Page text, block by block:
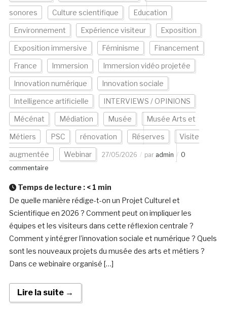
sonores Culture scientifique Education
Environnement Expérience visiteur Exposition
Exposition immersive Féminisme Financement
France Immersion Immersion vidéo projetée
Innovation numérique Innovation sociale
Intelligence artificielle INTERVIEWS / OPINIONS
Mécénat Médiation Musée Musée Arts et
Métiers PSC rénovation Réserves Visite
augmentée Webinar 27/05/2026 par admin
0
commentaire
Temps de lecture : < 1 min
De quelle manière rédige-t-on un Projet Culturel et
Scientifique en 2026 ? Comment peut on impliquer les
équipes et les visiteurs dans cette réflexion centrale ?
Comment y intégrer l’innovation sociale et numérique ? Quels
sont les nouveaux projets du musée des arts et métiers ?
Dans ce webinaire organisé […]
Lire la suite →